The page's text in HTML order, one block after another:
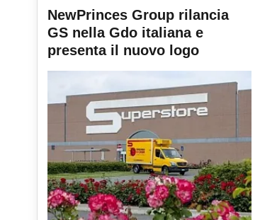
NewPrinces Group rilancia
GS nella Gdo italiana e
presenta il nuovo logo